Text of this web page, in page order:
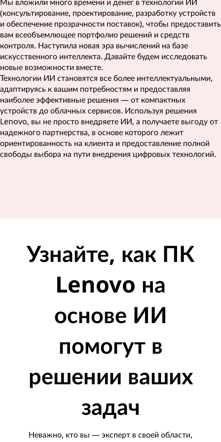
(консультирование, проектирование, разработку устройств
и обеспечение прозрачности поставок), чтобы предоставить
вам всеобъемлющее портфолио решений и средств
контроля. Наступила новая эра вычислений на базе
искусственного интеллекта. Давайте будем исследовать
новые возможности вместе.
Технологии ИИ становятся все более интеллектуальными,
адаптируясь к вашим потребностям и предоставляя
наиболее эффективные решения — от компактных
устройств до облачных сервисов. Используя решения
Lenovo, вы не просто внедряете ИИ, а получаете выгоду от
надежного партнерства, в основе которого лежит
ориентированность на клиента и предоставление полной
свободы выбора на пути внедрения цифровых технологий.
Узнайте, как ПК
Lenovo на
основе ИИ
помогут в
решении ваших
задач
Неважно, кто вы — эксперт в своей области,